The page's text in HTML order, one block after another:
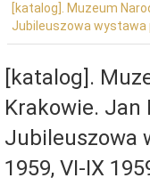
[katalog]. Muzeum
Jubileuszowa wystawa
[katalog].
Krakowie. Jan
Jubileuszowa
1959, VI-IX